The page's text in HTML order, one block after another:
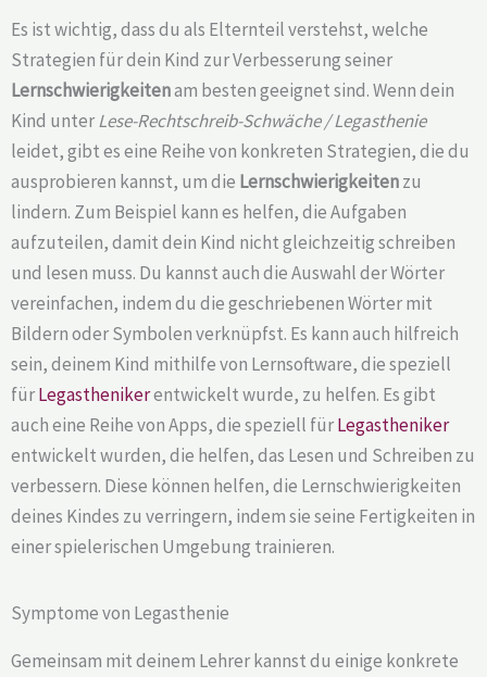
Es ist wichtig, dass du als Elternteil verstehst, welche
Strategien für dein Kind zur Verbesserung seiner
Lernschwierigkeitenam besten geeignet sind. Wenn dein
Kind unterLese-Rechtschreib-Schwäche / Legasthenie
leidet, gibt es eine Reihe von konkreten Strategien, die du
ausprobieren kannst, um die Lernschwierigkeitenzu
lindern. Zum Beispiel kann es helfen, die Aufgaben
aufzuteilen, damit dein Kind nicht gleichzeitig schreiben
und lesen muss. Du kannst auch die Auswahl der Wörter
vereinfachen, indem du die geschriebenen Wörter mit
Bildern oder Symbolen verknüpfst. Es kann auch hilfreich
sein, deinem Kind mithilfe von Lernsoftware, die speziell
fürLegasthenikerentwickelt wurde, zu helfen. Es gibt
auch eine Reihe von Apps, die speziell fürLegastheniker
entwickelt wurden, die helfen, das Lesen und Schreiben zu
verbessern. Diese können helfen, die Lernschwierigkeiten
deines Kindes zu verringern, indem sie seine Fertigkeiten in
einer spielerischen Umgebung trainieren.
Symptome von Legasthenie
Gemeinsam mit deinem Lehrer kannst du einige konkrete